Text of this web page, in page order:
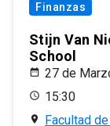
Finanzas
Stijn Van
School
27 de
15:30
Facultad